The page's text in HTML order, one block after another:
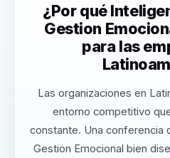
¿Por qué
Gestion
para las
Las organizaciones en
entorno competitivo
constante. Una conferencia
Gestion Emocional bien